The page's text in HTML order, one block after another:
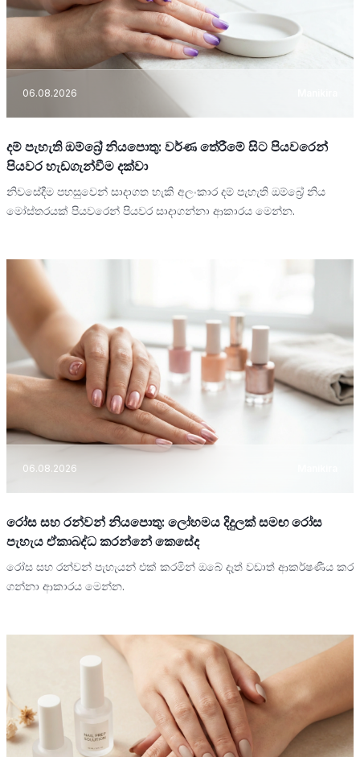
06.08.2026
දම් පැහැති ඔම්බ්‍රේ නියපොතු: වර්ණ තේරීමේ සිට පියවරෙන්
පියවර හැඩගැන්වීම දක්වා
නිවසේදීම පහසුවෙන් සාදාගත හැකි අලංකාර දම් පැහැති ඔම්බ්‍රේ නිය
මෝස්තරයක් පියවරෙන් පියවර සාදාගන්නා ආකාරය මෙන්න.
06.08.2026
රෝස සහ රන්වන් නියපොතු: ලෝහමය දිදුලක් සමඟ රෝස
පැහැය ඒකාබද්ධ කරන්නේ කෙසේද
රෝස සහ රන්වන් පැහැයන් එක් කරමින් ඔබේ දෑත් වඩාත් ආකර්ෂණීය කර
ගන්නා ආකාරය මෙන්න.